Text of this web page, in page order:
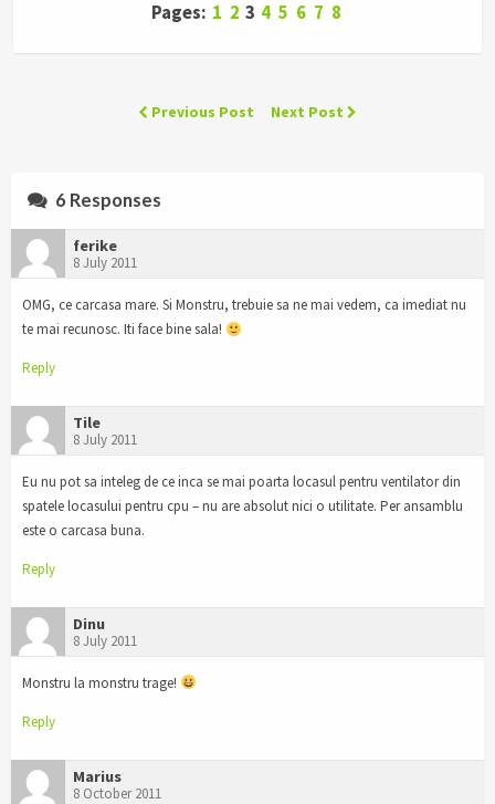
Pages: 1 2 3 4 5 6 7 8
Previous Post Next Post
6 Responses
ferike
8 July 2011
OMG, ce carcasa mare. Si Monstru, trebuie sa ne mai vedem, ca imediat nu
te mai recunosc. Iti face bine sala!
Reply
Tile
8 July 2011
Eu nu pot sa inteleg de ce inca se mai poarta locasul pentru ventilator din
spatele locasului pentru cpu – nu are absolut nici o utilitate. Per ansamblu
este o carcasa buna.
Reply
Dinu
8 July 2011
Monstru la monstru trage!
Reply
Marius
8 October 2011